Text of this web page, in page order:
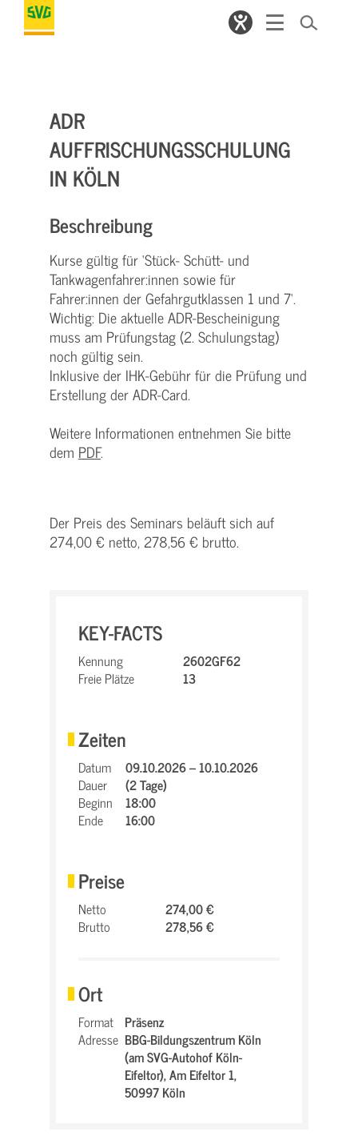
ADR
AUFFRISCHUNGSSCHULUNG
IN KÖLN
Beschreibung
Kurse gültig für ‘Stück- Schütt- und
Tankwagenfahrer:innen sowie für
Fahrer:innen der Gefahrgutklassen 1 und 7‘.
Wichtig: Die aktuelle ADR-Bescheinigung
muss am Prüfungstag (2. Schulungstag)
noch gültig sein.
Inklusive der IHK-Gebühr für die Prüfung und
Erstellung der ADR-Card.
Weitere Informationen entnehmen Sie bitte
dem PDF.
Der Preis des Seminars beläuft sich auf
274,00 € netto, 278,56 € brutto.
KEY-FACTS
Kennung
2602GF62
Freie Plätze
13
Zeiten
Datum
09.10.2026 – 10.10.2026
Dauer
(2 Tage)
Beginn
18:00
Ende
16:00
Preise
Netto
274,00 €
Brutto
278,56 €
Ort
Format Präsenz
Adresse BBG-Bildungszentrum Köln
(am SVG-Autohof Köln-
Eifeltor),Am Eifeltor 1,
50997 Köln